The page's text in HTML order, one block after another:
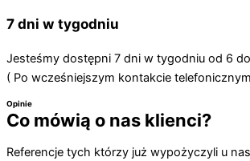
7 dni w tygodniu
Jesteśmy dostępni 7 dni w tygodniu od 6
( Po wcześniejszym kontakcie
Opinie
Co mówią o nas klienci?
Referencje tych którzy już wypożyczyli u